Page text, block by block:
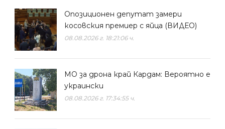
Опозиционен депутат замери
косовския премиер с яйца (ВИДЕО)
08.08.2026 г. 18:21:06 ч.
МО за дрона край Кардам: Вероятно е
украински
08.08.2026 г. 17:34:55 ч.